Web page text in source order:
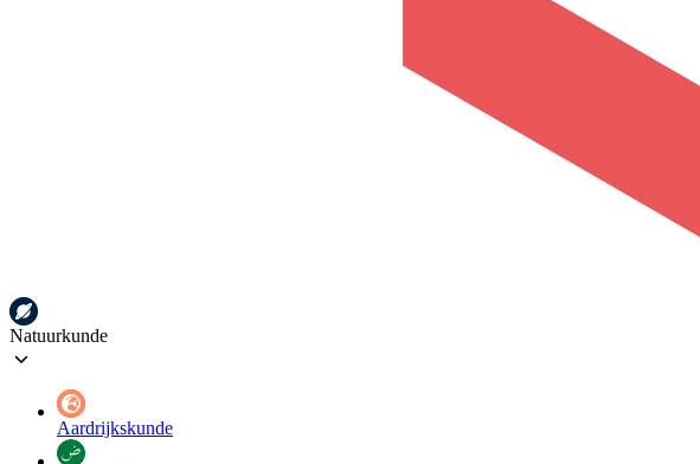
Natuurkunde
Aardrijkskunde